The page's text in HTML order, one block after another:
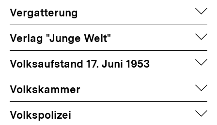
Vergatterung
Verlag "Junge Welt"
Volksaufstand 17. Juni 1953
Volkskammer
Volkspolizei